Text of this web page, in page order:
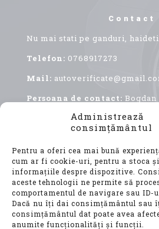
Administrează
consimțământul
Pentru a oferi cea mai bună
cum ar fi cookie-uri, pentru a stoca
informațiile despre dispozitive.
aceste tehnologii ne permite să
comportamentul de navigare sau ID-
Dacă nu îți dai consimțământul sau
consimțământul dat poate avea
anumite funcționalități și funcții.
Contact
Nu mai stati pe ganduri,
Telefon: 0768917273
Mail:
Persoana de contact: Bogdan
Achiziționarea unui autoturism
o decizie importantă, care
investiție financiară